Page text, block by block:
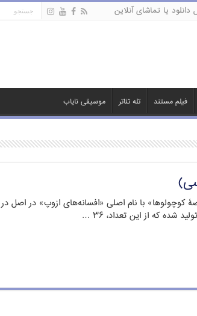
یا تماشای آنلاین
فیلم مستند تله تئاتر موسیقی نایاب
کوچولوها» با نام اصلی «افسانه‌های ازوپ» در اصل در